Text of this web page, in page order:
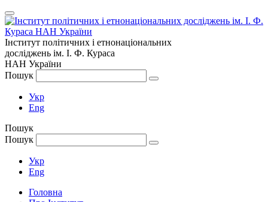
Інститут політичних і етнонаціональних
досліджень ім. І. Ф. Кураса
НАН України
Пошук
Укр
Eng
Пошук
Пошук
Укр
Eng
Головна